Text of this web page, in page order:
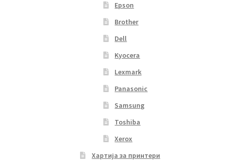
Epson
Brother
Dell
Kyocera
Lexmark
Panasonic
Samsung
Toshiba
Xerox
Хартија за принтери